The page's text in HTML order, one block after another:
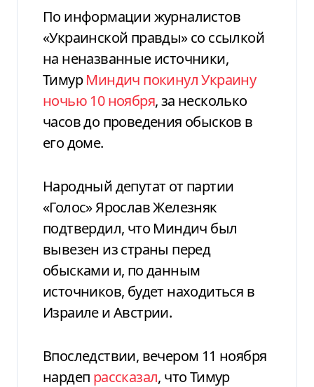
По информации журналистов
«Украинской правды» со ссылкой
на неназванные источники,
ТимурМиндич покинул Украину
ночью 10 ноября, за несколько
часов до проведения обысков в
его доме.
Народный депутат от партии
«Голос» Ярослав Железняк
подтвердил, что Миндич был
вывезен из страны перед
обысками и, по данным
источников, будет находиться в
Израиле и Австрии.
Впоследствии, вечером 11 ноября
нардеп рассказал, что Тимур